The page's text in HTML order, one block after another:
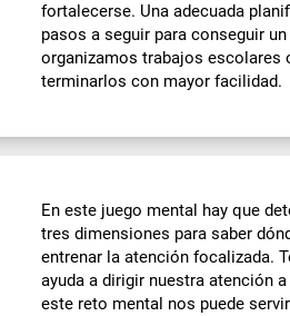
fortalecerse. Una adecuada
pasos a seguir para conseguir
organizamos trabajos escolares
terminarlos con mayor facilidad.
En este juego mental hay que
tres dimensiones para saber
entrenar la atención focalizada.
ayuda a dirigir nuestra atención
este reto mental nos puede